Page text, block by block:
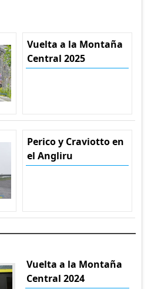
Vuelta a la Montaña
Central 2025
Perico y Craviotto en
el Angliru
Vuelta a la Montaña
Central 2024